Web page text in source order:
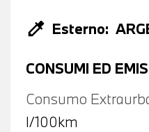
colorize Esterno:
CONSUMI ED
Consumo
l/100km